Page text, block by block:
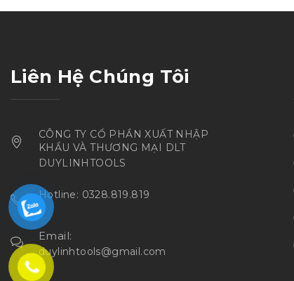
Liên Hệ Chúng Tôi
CÔNG TY CỔ PHẦN XUẤT NHẬP
KHẨU VÀ THƯƠNG MẠI DLT
DUYLINHTOOLS
Hotline: 0328.819.819
Email:
duylinhtools@gmail.com